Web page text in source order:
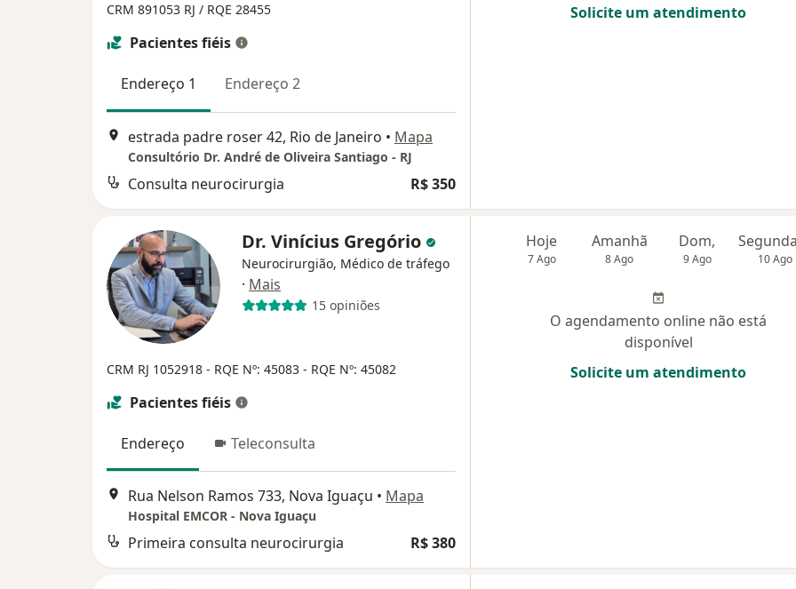
CRM 891053 RJ / RQE 28455
Pacientes fiéis
Endereço 1 Endereço 2
estrada padre roser 42, Rio de Janeiro • Mapa
Consultório Dr. André de Oliveira Santiago - RJ
Consulta neurocirurgia R$ 350
Solicite um atendimento
Dr. Vinícius Gregório
Neurocirurgião, Médico de tráfego
· Mais
15 opiniões
CRM RJ 1052918 - RQE Nº: 45083 - RQE Nº: 45082
Pacientes fiéis
Endereço Teleconsulta
Rua Nelson Ramos 733, Nova Iguaçu • Mapa
Hospital EMCOR - Nova Iguaçu
Primeira consulta neurocirurgia R$ 380
Hoje
7 Ago
Amanhã
8 Ago
Dom,
9 Ago 10 Ago
O agendamento online não está
disponível
Solicite um atendimento